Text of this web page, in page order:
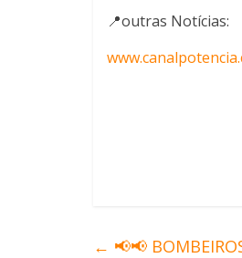
📍outras Notícias:
← 📢📢